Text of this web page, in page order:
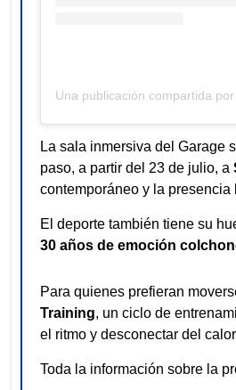
La sala inmersiva del Garage
paso, a partir del 23 de julio, a
contemporáneo y la presencia
El deporte también tiene su
30 años de emoción
Para quienes prefieran
Training, un ciclo de
el ritmo y desconectar del
Toda la información sobre la